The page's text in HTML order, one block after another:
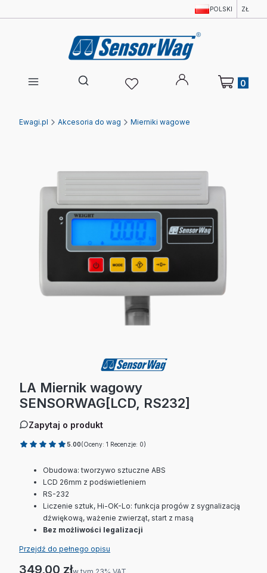
POLSKI ZŁ
Otwórz wyszukiwarkę
Produkty w
Ewagi.pl Akcesoria do wag Mierniki wagowe
LA Miernik wagowy
SENSORWAG[LCD, RS232]
Zapytaj o produkt
5.00(Oceny: 1 Recenzje: 0)
Obudowa: tworzywo sztuczne ABS
LCD 26mm z podświetleniem
RS-232
Liczenie sztuk, Hi-OK-Lo: funkcja progów z sygnalizacją
dźwiękową, ważenie zwierząt, start z masą
Bez możliwości legalizacji
Przejdź do pełnego opisu
Cena
349,00 złw tym 23% VAT